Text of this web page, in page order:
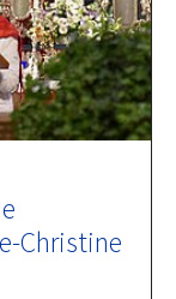
Christine